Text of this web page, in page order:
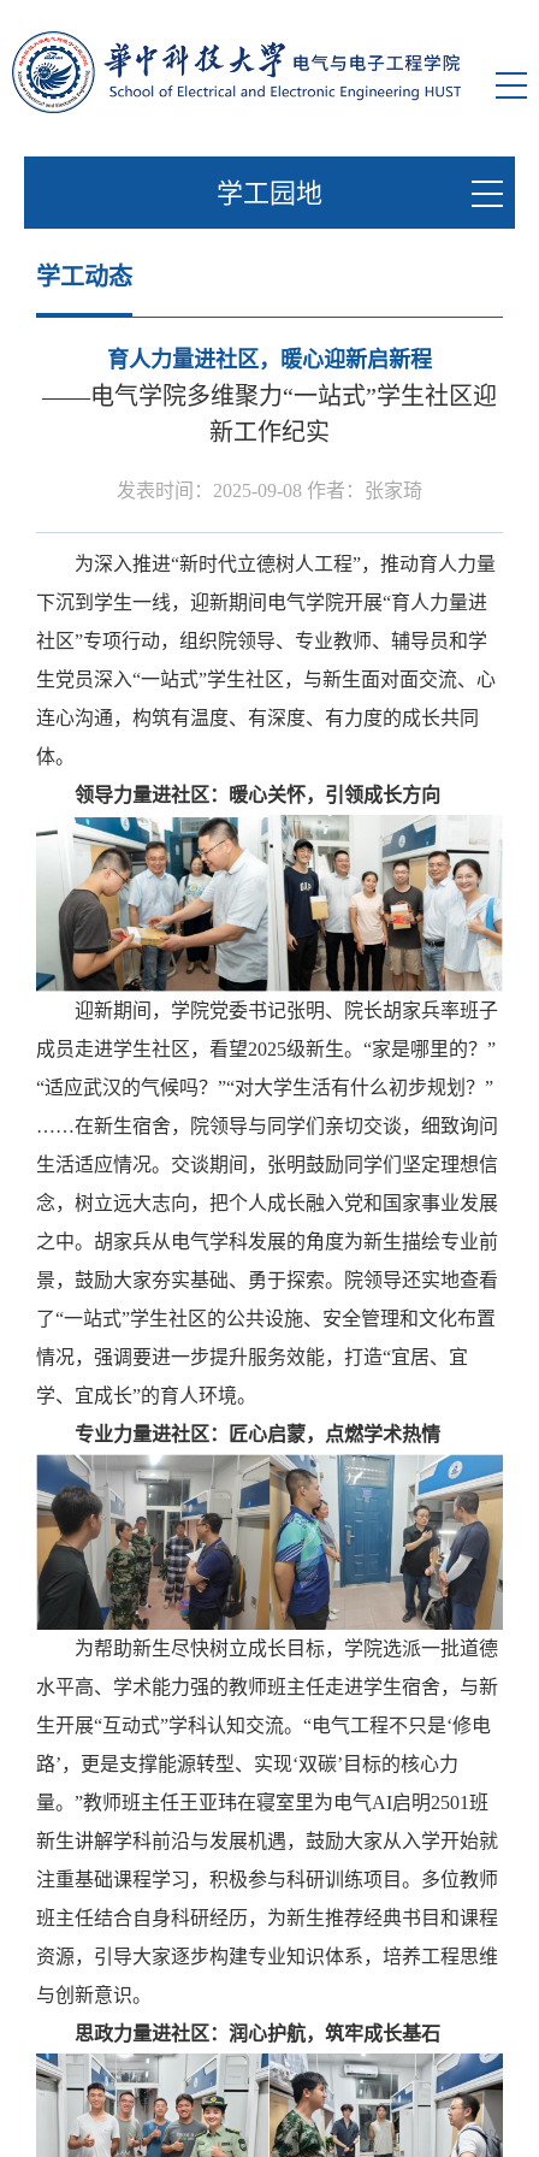
学工园地
学工动态
育人力量进社区，暖心迎新启新程
——电气学院多维聚力“一站式”学生社区迎
新工作纪实
发表时间：2025-09-08 作者：张家琦
为深入推进“新时代立德树人工程”，推动育人力量
下沉到学生一线，迎新期间电气学院开展“育人力量进
社区”专项行动，组织院领导、专业教师、辅导员和学
生党员深入“一站式”学生社区，与新生面对面交流、心
连心沟通，构筑有温度、有深度、有力度的成长共同
体。
领导力量进社区：暖心关怀，引领成长方向
迎新期间，学院党委书记张明、院长胡家兵率班子
成员走进学生社区，看望2025级新生。“家是哪里的？”
“适应武汉的气候吗？”“对大学生活有什么初步规划？”
……在新生宿舍，院领导与同学们亲切交谈，细致询问
生活适应情况。交谈期间，张明鼓励同学们坚定理想信
念，树立远大志向，把个人成长融入党和国家事业发展
之中。胡家兵从电气学科发展的角度为新生描绘专业前
景，鼓励大家夯实基础、勇于探索。院领导还实地查看
了“一站式”学生社区的公共设施、安全管理和文化布置
情况，强调要进一步提升服务效能，打造“宜居、宜
学、宜成长”的育人环境。
专业力量进社区：匠心启蒙，点燃学术热情
为帮助新生尽快树立成长目标，学院选派一批道德
水平高、学术能力强的教师班主任走进学生宿舍，与新
生开展“互动式”学科认知交流。“电气工程不只是‘修电
路’，更是支撑能源转型、实现‘双碳’目标的核心力
量。”教师班主任王亚玮在寝室里为电气AI启明2501班
新生讲解学科前沿与发展机遇，鼓励大家从入学开始就
注重基础课程学习，积极参与科研训练项目。多位教师
班主任结合自身科研经历，为新生推荐经典书目和课程
资源，引导大家逐步构建专业知识体系，培养工程思维
与创新意识。
思政力量进社区：润心护航，筑牢成长基石